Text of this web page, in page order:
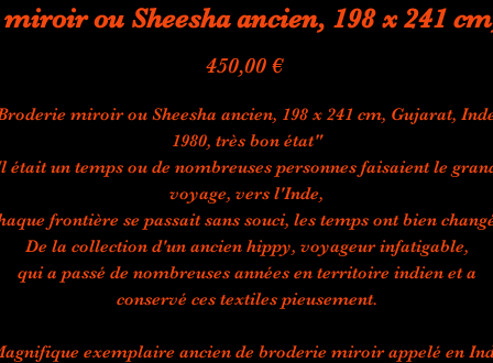
ou Sheesha ancien, 198 x 241
450,00 €Prix
miroir ou Sheesha ancien, 198 x 241 cm, Gujarat,
1980, très bon état"
était un temps ou de nombreuses personnes faisaient le
voyage, vers l'Inde,
frontière se passait sans souci, les temps ont bien
De la collection d'un ancien hippy, voyageur infatigable,
qui a passé de nombreuses années en territoire indien et a
conservé ces textiles pieusement.
exemplaire ancien de broderie miroir appelé en